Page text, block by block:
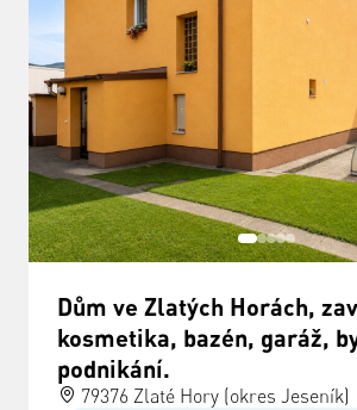
Dům ve Zlatých Horách,
kosmetika, bazén, garáž,
podnikání.
79376 Zlaté Hory (okres Jeseník)